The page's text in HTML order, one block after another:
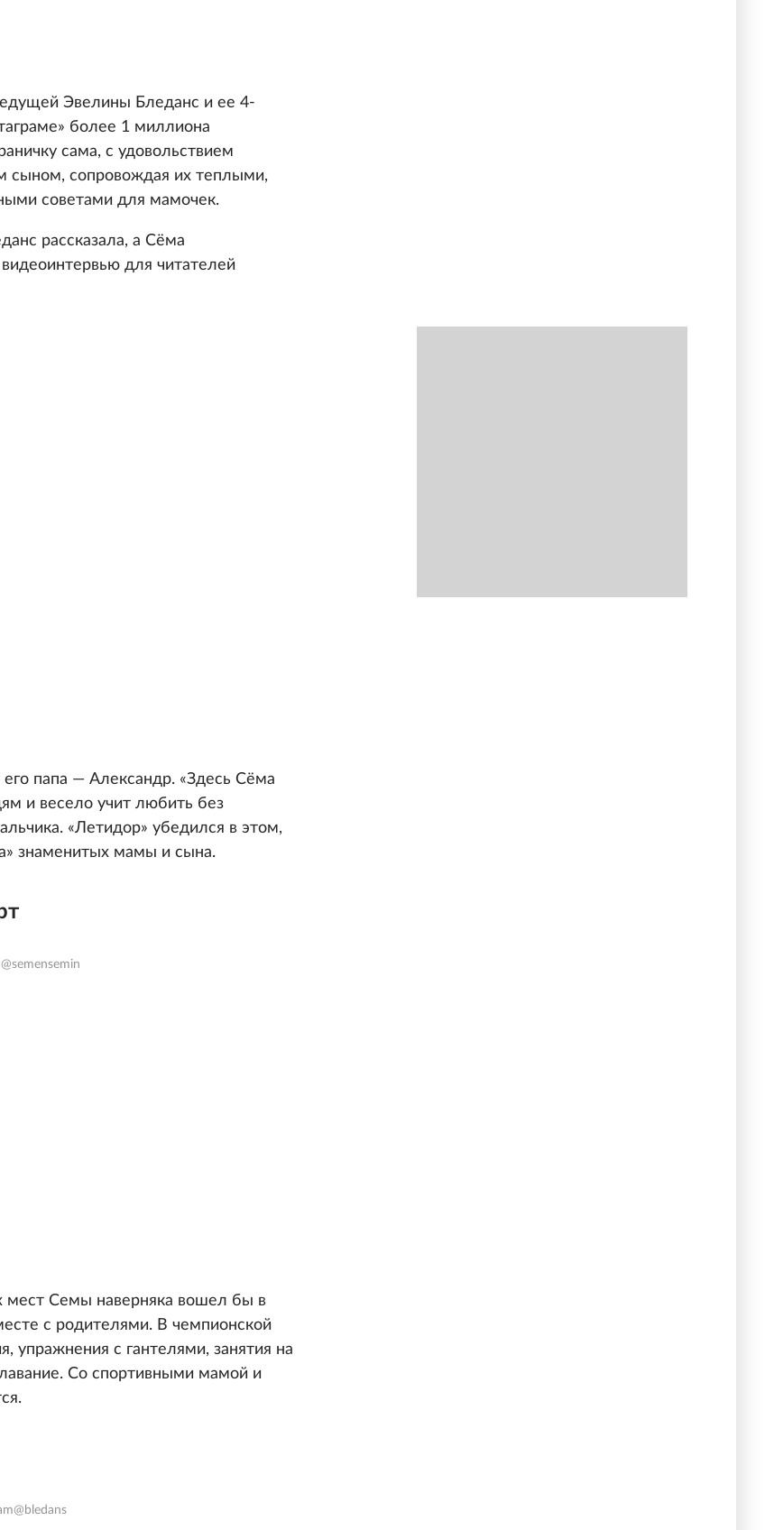
Эвелины Бледанс и ее 4-
более 1 миллиона
сама, с удовольствием
сопровождая их теплыми,
советами для мамочек.
рассказала, а Сёма
для читателей
папа — Александр. «Здесь Сёма
и весело учит любить без
«Летидор» убедился в этом,
знаменитых мамы и сына.
мест Семы наверняка вошел бы в
с родителями. В чемпионской
упражнения с гантелями, занятия на
Со спортивными мамой и